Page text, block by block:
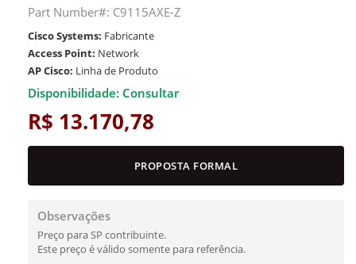
Part Number#: C9115AXE-Z
Cisco Systems: Fabricante
Access Point: Network
AP Cisco: Linha de Produto
Disponibilidade: Consultar
R$ 13.170,78
PROPOSTA FORMAL
Observações
Preço para SP contribuinte.
Este preço é válido somente para referência.